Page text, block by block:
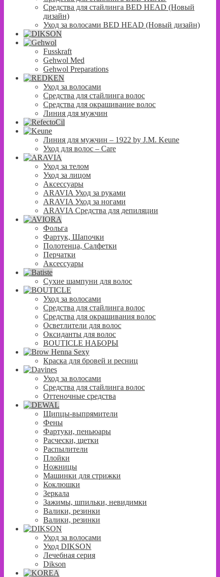
Средства для стайлинга BED HEAD (Новый
дизайн)
Уход за волосами BED HEAD (Новый дизайн)
Fusskraft
Gehwol Med
Gehwol Preparations
Уход за волосами
Средства для стайлинга волос
Средства для окрашивание волос
Линия для мужчин
Линия для мужчин – 1922 by J.M. Keune
Уход для волос – Сare
Уход за телом
Уход за лицом
Аксессуары
ARAVIA Уход за руками
ARAVIA Уход за ногами
ARAVIA Средства для депиляции
Фольга
Фартук, Шапочки
Полотенца, Салфетки
Перчатки
Аксессуары
Сухие шампуни для волос
Уход за волосами
Средства для стайлинга волос
Средства для окрашивания волос
Осветлители для волос
Оксиданты для волос
BOUTICLE НАБОРЫ
Краска для бровей и ресниц
Уход за волосами
Средства для стайлинга волос
Оттеночные средства
Щипцы-выпрямители
Фены
Фартуки, пеньюары
Расчески, щетки
Распылители
Плойки
Ножницы
Машинки для стрижки
Коклюшки
Зеркала
Зажимы, шпильки, невидимки
Валики, резинки
Валики, резинки
Уход за волосами
Уход DIKSON
Лечебная серия
Dikson